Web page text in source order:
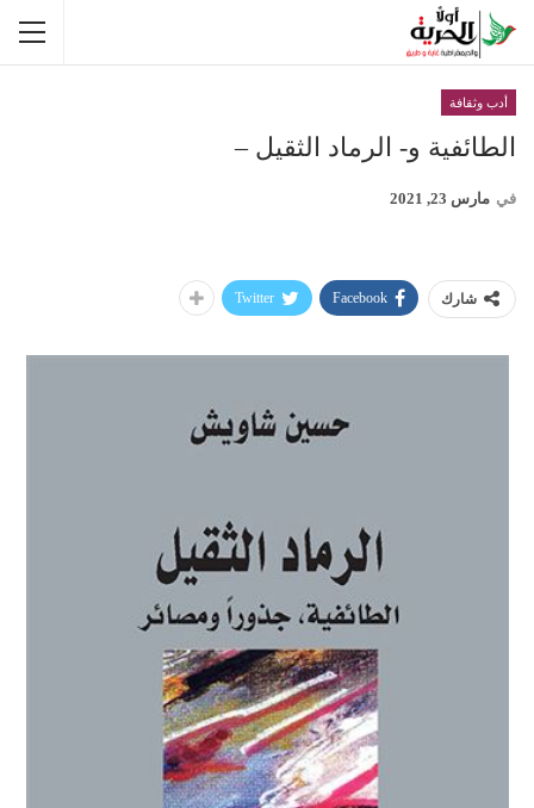
أدب وثقافة
الطائفية و- الرماد الثقيل –
في مارس 23, 2021
شارك Facebook
Twitter